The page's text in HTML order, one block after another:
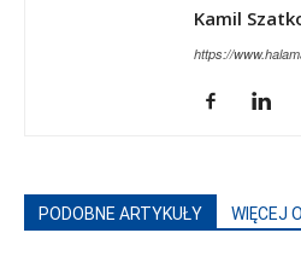
Kamil
https://
PODOBNE ARTYKUŁY WIĘCEJ